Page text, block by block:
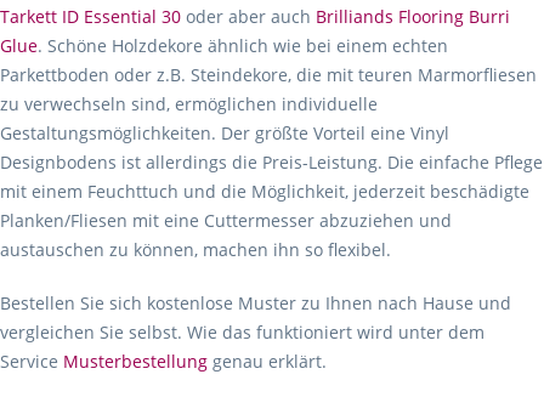
Tarkett ID Essential 30 oder aber auch Brilliands Flooring Burri
Glue. Schöne Holzdekore ähnlich wie bei einem echten
Parkettboden oder z.B. Steindekore, die mit teuren Marmorfliesen
zu verwechseln sind, ermöglichen individuelle
Gestaltungsmöglichkeiten. Der größte Vorteil eine Vinyl
Designbodens ist allerdings die Preis-Leistung. Die einfache Pflege
mit einem Feuchttuch und die Möglichkeit, jederzeit beschädigte
Planken/Fliesen mit eine Cuttermesser abzuziehen und
austauschen zu können, machen ihn so flexibel.
Bestellen Sie sich kostenlose Muster zu Ihnen nach Hause und
vergleichen Sie selbst. Wie das funktioniert wird unter dem
Service Musterbestellung genau erklärt.